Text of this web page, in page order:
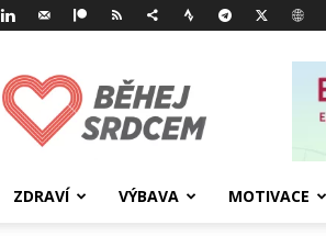
srdcem
ZDRAVÍ VÝBAVA MOTIVACE